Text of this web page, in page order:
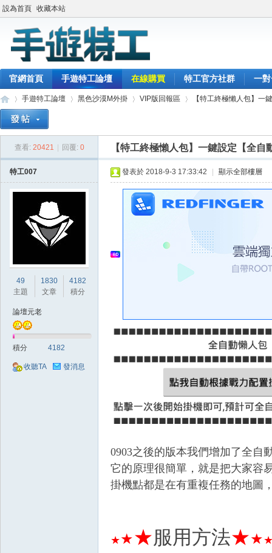
設為首頁 收藏本站
官網首頁 手遊特工論壇 在線購買 特工官方社群 一
手遊特工論壇
›
黑色沙漠M外掛
›
VIP版回報區
›
【特工終極懶人包】一
查看: 20421 回覆: 0 【特工終極懶人包】一鍵設定【全自
特工007
49
主題
1830
文章
4182
積分
論壇元老
積分 4182
收聽TA 發消息
發表於 2018-9-3 17:33:42 顯示全部樓層
0903之後的版本我們增加了全自
它的原理很簡單，就是把大家容
掛機點都是在有重複任務的地圖
★★★服用方法★★